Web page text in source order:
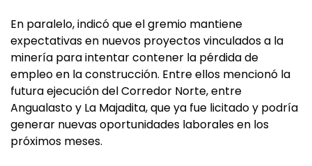
En paralelo, indicó que el gremio mantiene
expectativas en nuevos proyectos vinculados a la
minería para intentar contener la pérdida de
empleo en la construcción. Entre ellos mencionó la
futura ejecución del Corredor Norte, entre
Angualasto y La Majadita, que ya fue licitado y podría
generar nuevas oportunidades laborales en los
próximos meses.